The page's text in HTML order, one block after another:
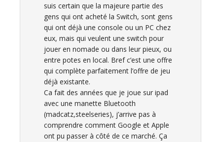
suis certain que la majeure partie des
gens qui ont acheté la Switch, sont gens
qui ont déjà une console ou un PC chez
eux, mais qui veulent une switch pour
jouer en nomade ou dans leur pieux, ou
entre potes en local. Bref c’est une offre
qui complète parfaitement l’offre de jeu
déjà existante.
Ca fait des années que je joue sur ipad
avec une manette Bluetooth
(madcatz,steelseries), j’arrive pas à
comprendre comment Google et Apple
ont pu passer à côté de ce marché. Ça